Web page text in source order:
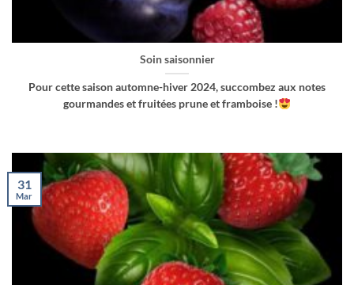
Soin saisonnier
Pour cette saison automne-hiver 2024, succombez aux notes
gourmandes et fruitées prune et framboise !
31
Mar